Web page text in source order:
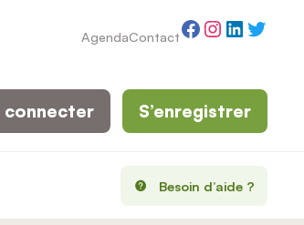
AgendaContactFacebook
Instagram
Besoin d’aide ?
connecter S’enregistrer